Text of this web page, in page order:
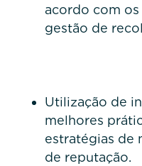
acordo com os
gestão de
Utilização de
melhores
estratégias de
de reputação.